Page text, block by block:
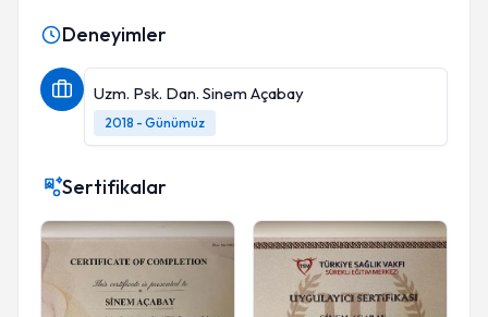
Deneyimler
Uzm. Psk. Dan. Sinem Açabay
2018 - Günümüz
Sertifikalar